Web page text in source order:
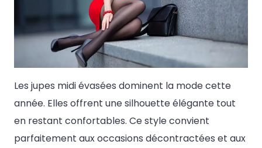
Les jupes midi évasées dominent la mode cette
année. Elles offrent une silhouette élégante tout
en restant confortables. Ce style convient
parfaitement aux occasions décontractées et aux